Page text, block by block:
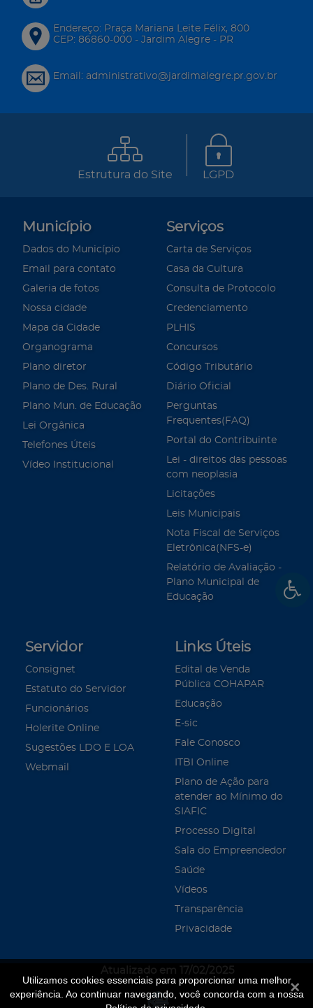
Utilizamos cookies essenciais para proporcionar uma melhor
experiência. Ao continuar navegando, você concorda com a nossa
Endereço: Praça Mariana Leite Félix, 800
CEP: 86860-000 - Jardim Alegre - PR
Email: administrativo@jardimalegre.pr.gov.br
Estrutura do Site LGPD
Município
Dados do Município
Email para contato
Galeria de fotos
Nossa cidade
Mapa da Cidade
Organograma
Plano diretor
Plano de Des. Rural
Plano Mun. de Educação
Lei Orgânica
Telefones Úteis
Vídeo Institucional
Serviços
Carta de Serviços
Casa da Cultura
Consulta de Protocolo
Credenciamento
PLHIS
Concursos
Código Tributário
Diário Oficial
Perguntas
Frequentes(FAQ)
Portal do Contribuinte
Lei - direitos das pessoas
com neoplasia
Licitações
Leis Municipais
Nota Fiscal de Serviços
Eletrônica(NFS-e)
Relatório de Avaliação -
Plano Municipal de
Educação
Servidor
Consignet
Estatuto do Servidor
Funcionários
Holerite Online
Sugestões LDO E LOA
Webmail
Links Úteis
Edital de Venda
Pública COHAPAR
Educação
E-sic
Fale Conosco
ITBI Online
Plano de Ação para
atender ao Mínimo do
SIAFIC
Processo Digital
Sala do Empreendedor
Saúde
Vídeos
Transparência
Privacidade
Atualizado em 17/02/2025